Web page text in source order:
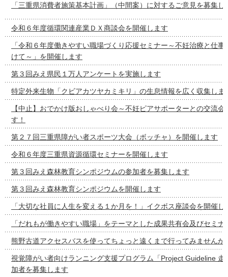
「三重県消費者施策基本計画」（中間案）に対するご意見を募集し
令和６年度循環関連産業ＤＸ商談会を開催します
「令和６年度働きやすい職場づくり応援セミナー～不妊治療と仕
けて～」を開催します
第３回みえ県民１万人アンケートを実施します
特定外来生物「クビアカツヤカミキリ」の生息情報を広く収集しま
【中止】おでかけ版おしゃべり会～不妊ピアサポーターとの交流会
す！
第２７回三重県障がい者スポーツ大会（ボッチャ）を開催します
令和６年度三重県資源循環セミナーを開催します
第３回みえ森林教育シンポジウムの参加者を募集します
第３回みえ森林教育シンポジウムを開催します
「大切な社員に人生を変える１か月を！」イクボス座談会を開催し
「だれもが働きやすい職場」をテーマとした成果共有会及びセミ
熊野古道アクセスバスを使ってちょっと遠くまで行ってみませんか
視覚障がい者向けランニング支援プログラム「Project Guideline 走
加者を募集します